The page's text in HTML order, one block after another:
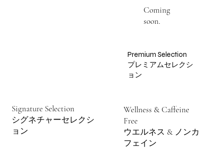
Signature Selection
シグネチャーセレクシ
ョン
Wellness & Caffeine
Free
ウエルネス & ノンカ
フェイン
Coming
soon.
Premium Selection
プレミアムセレクシ
ョン